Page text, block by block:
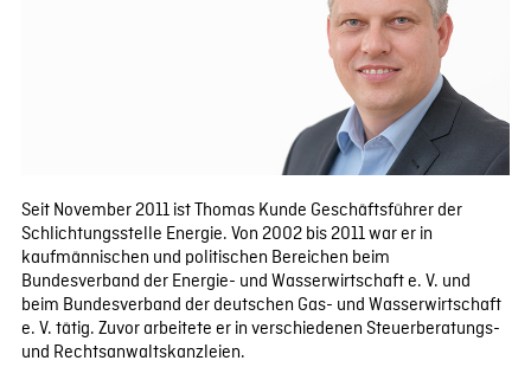
Seit November 2011 ist Thomas Kunde Geschäftsführer der
Schlichtungsstelle Energie. Von 2002 bis 2011 war er in
kaufmännischen und politischen Bereichen beim
Bundesverband der Energie- und Wasserwirtschaft e. V. und
beim Bundesverband der deutschen Gas- und Wasserwirtschaft
e. V. tätig. Zuvor arbeitete er in verschiedenen Steuerberatungs-
und Rechtsanwaltskanzleien.